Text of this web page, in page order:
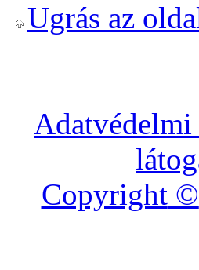
Ugrás az
Copyright©